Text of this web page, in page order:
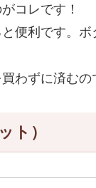
コレです！
便利です。
わずに済むの
ト）